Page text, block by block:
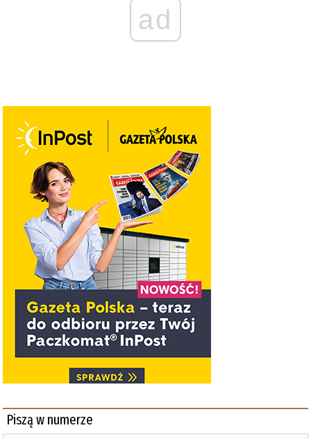
ad
Piszą w numerze